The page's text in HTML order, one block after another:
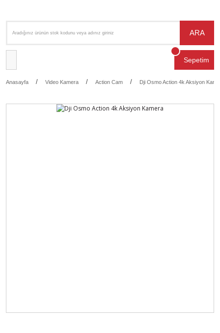
ARA
Sepetim
Anasayfa Video Kamera Action Cam Dji Osmo Action 4k Aksiyon